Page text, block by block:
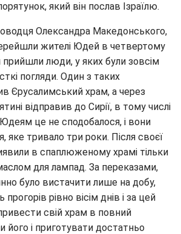
який він послав Ізраїлю.
Олександра Македонського,
жителі Юдей в четвертому
прийшли люди, у яких були зовсім
погляди. Один з таких
Єрусалимський храм, а через
відправив до Сирії, в тому числі
це не сподобалося, і вони
яке тривало три роки. Після своєї
в спаплюженому храмі тільки
для лампад. За переказами,
було вистачити лише на добу,
рівно вісім днів і за цей
свій храм в повний
його і приготувати достатньо